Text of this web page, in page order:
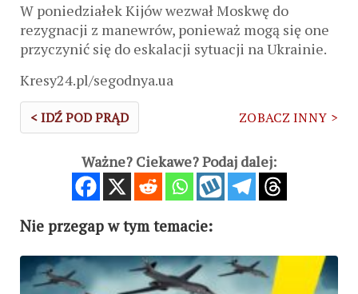
W poniedziałek Kijów wezwał Moskwę do
rezygnacji z manewrów, ponieważ mogą się one
przyczynić się do eskalacji sytuacji na Ukrainie.
Kresy24.pl/segodnya.ua
< IDŹ POD PRĄD ZOBACZ INNY >
Ważne? Ciekawe? Podaj dalej:
Nie przegap w tym temacie: